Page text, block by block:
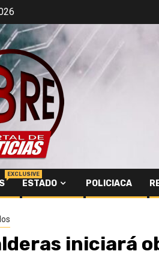
EXCLUSIVE
ESTADO POLICIACA
iniciará